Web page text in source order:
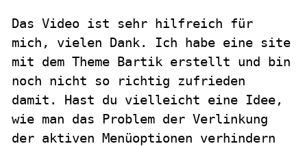
Das Video ist sehr hilfreich für
mich, vielen Dank. Ich habe eine site
mit dem Theme Bartik erstellt und bin
noch nicht so richtig zufrieden
damit. Hast du vielleicht eine Idee,
wie man das Problem der Verlinkung
der aktiven Menüoptionen verhindern